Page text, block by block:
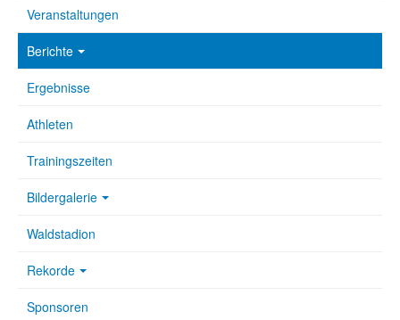
Veranstaltungen
Berichte
Ergebnisse
Athleten
Trainingszeiten
Bildergalerie
Waldstadion
Rekorde
Sponsoren